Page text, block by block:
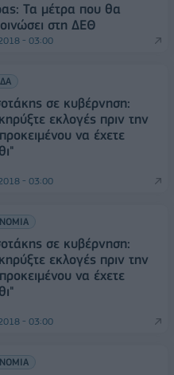
Τα μέτρα που θα
στη ΔΕΘ
- 03:00
σε κυβέρνηση:
εκλογές πριν την
να έχετε
- 03:00
σε κυβέρνηση:
εκλογές πριν την
να έχετε
- 03:00